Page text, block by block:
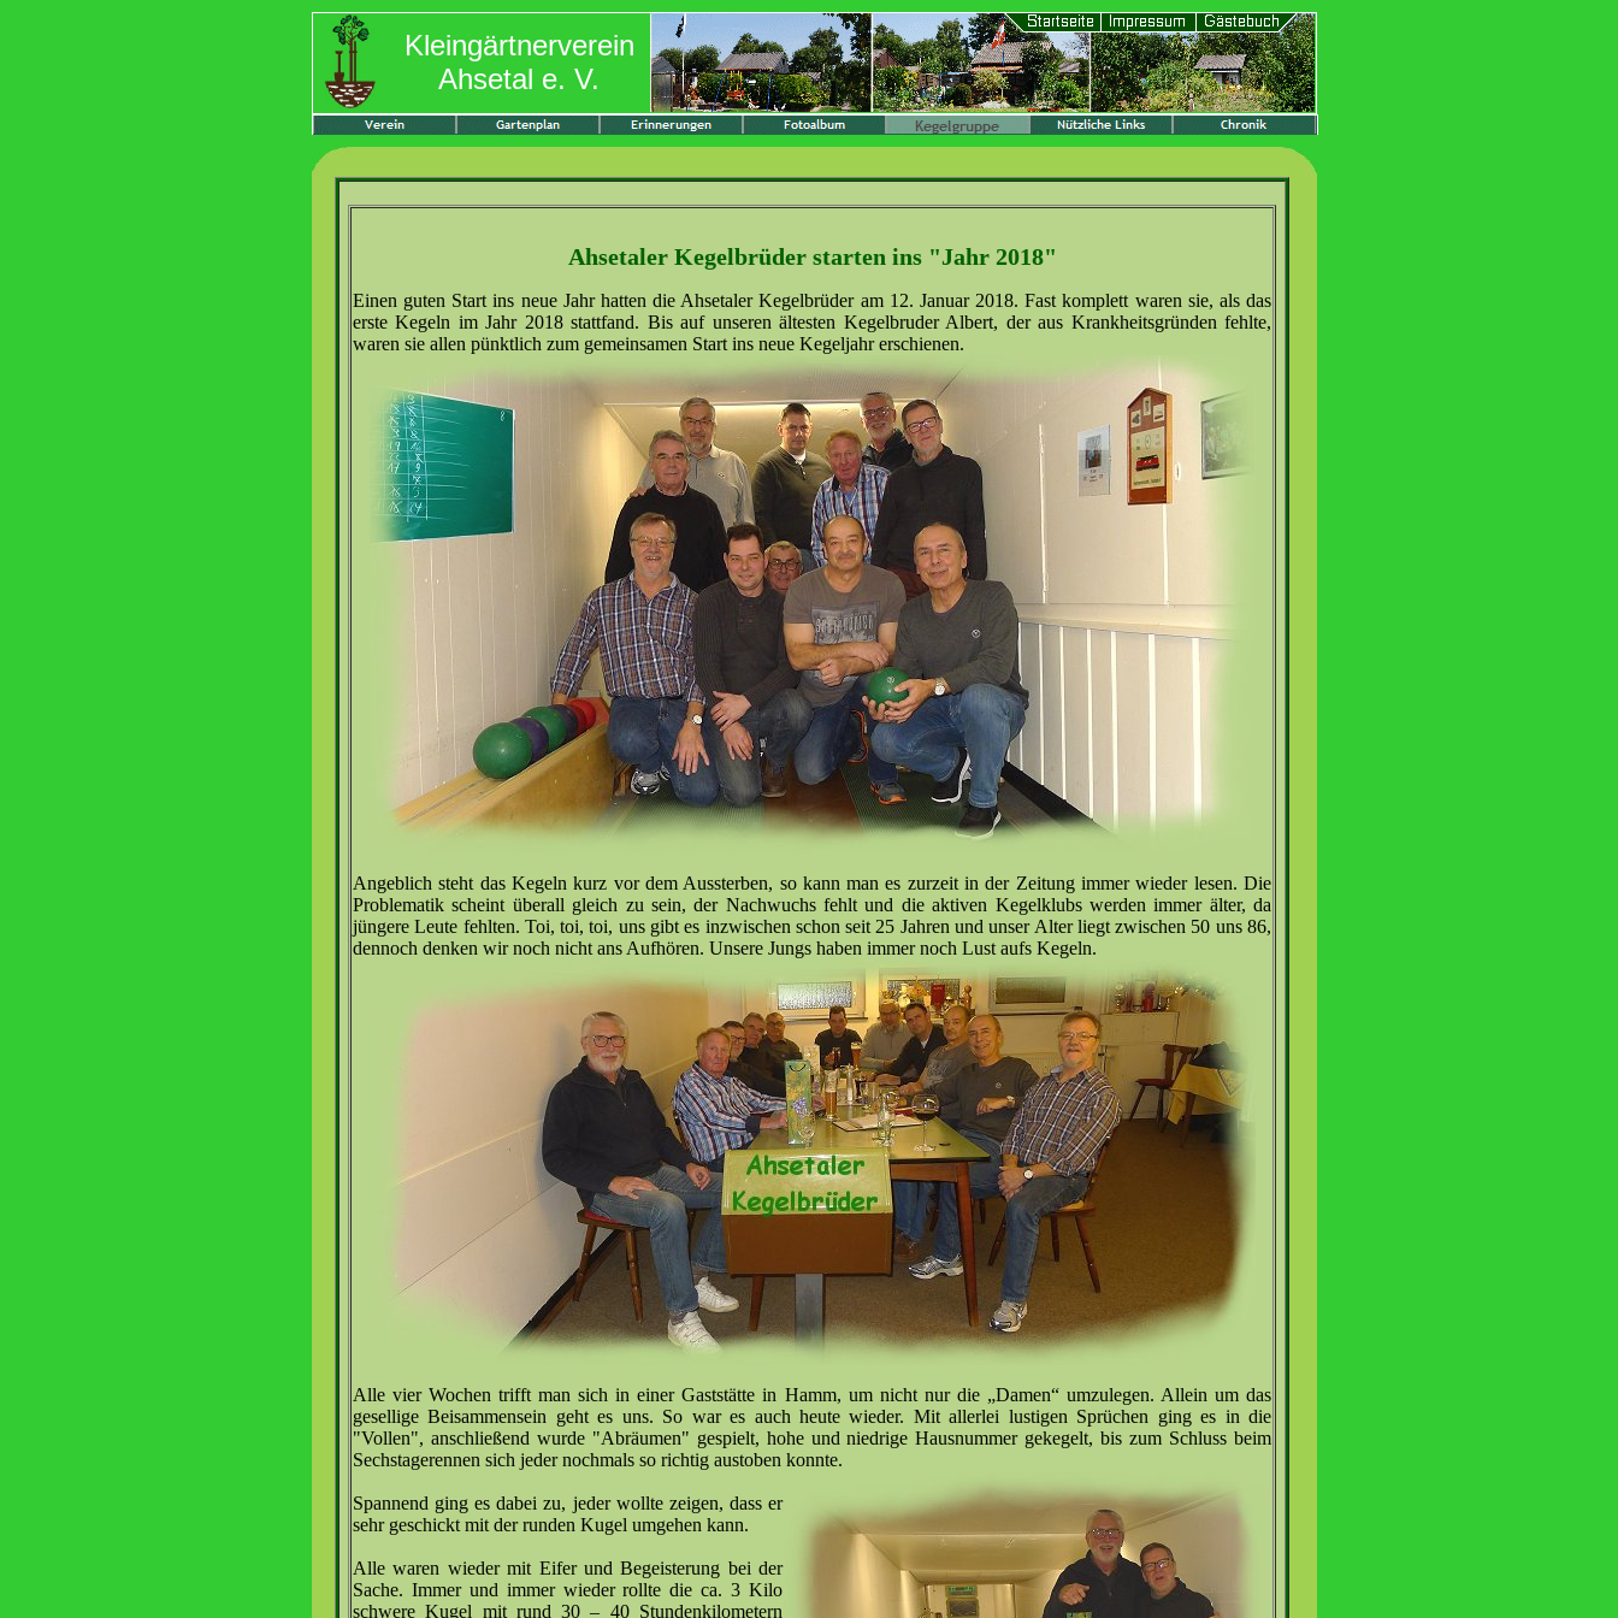
Kleingärtnerverein
Ahsetal e. V.
Ahsetaler Kegelbrüder starten ins "Jahr 2018"
Einen guten Start ins neue Jahr hatten die Ahsetaler Kegelbrüder am 12. Januar 2018. Fast komplett waren sie, als das
erste Kegeln im Jahr 2018 stattfand. Bis auf unseren ältesten Kegelbruder Albert, der aus Krankheitsgründen fehlte,
waren sie allen pünktlich zum gemeinsamen Start ins neue Kegeljahr erschienen.
Angeblich steht das Kegeln kurz vor dem Aussterben, so kann man es zurzeit in der Zeitung immer wieder lesen. Die
Problematik scheint überall gleich zu sein, der Nachwuchs fehlt und die aktiven Kegelklubs werden immer älter, da
jüngere Leute fehlten. Toi, toi, toi, uns gibt es inzwischen schon seit 25 Jahren und unser Alter liegt zwischen 50 uns 86,
dennoch denken wir noch nicht ans Aufhören. Unsere Jungs haben immer noch Lust aufs Kegeln.
Alle vier Wochen trifft man sich in einer Gaststätte in Hamm, um nicht nur die „Damen“ umzulegen. Allein um das
gesellige Beisammensein geht es uns. So war es auch heute wieder. Mit allerlei lustigen Sprüchen ging es in die
"Vollen", anschließend wurde "Abräumen" gespielt, hohe und niedrige Hausnummer gekegelt, bis zum Schluss beim
Sechstagerennen sich jeder nochmals so richtig austoben konnte.
Spannend ging es dabei zu, jeder wollte zeigen, dass er
sehr geschickt mit der runden Kugel umgehen kann.
Alle waren wieder mit Eifer und Begeisterung bei der
Sache. Immer und immer wieder rollte die ca. 3 Kilo
schwere Kugel mit rund 30 – 40 Stundenkilometern